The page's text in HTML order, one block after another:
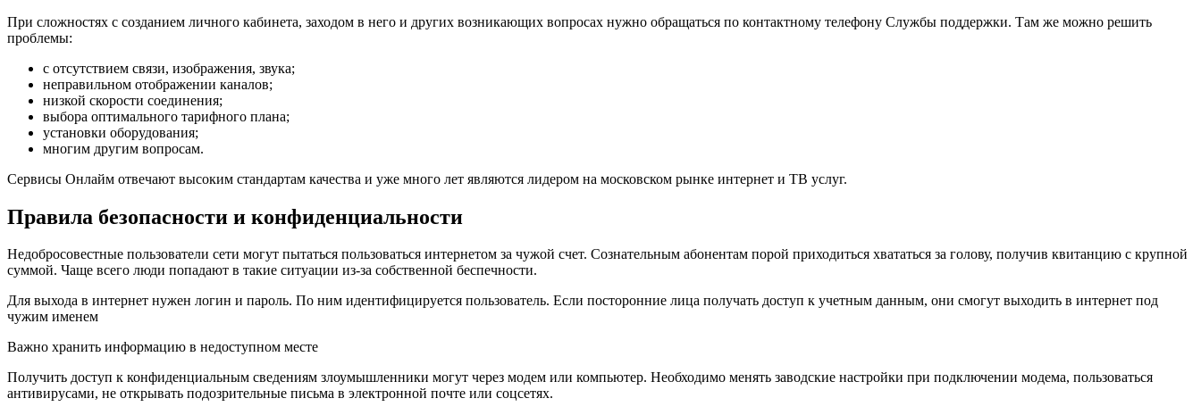
При сложностях с созданием личного кабинета, заходом в него и других возникающих вопросах нужно обращаться по контактному телефону Службы поддержки. Там же можно решить
проблемы:
с отсутствием связи, изображения, звука;
неправильном отображении каналов;
низкой скорости соединения;
выбора оптимального тарифного плана;
установки оборудования;
многим другим вопросам.
Сервисы Онлайм отвечают высоким стандартам качества и уже много лет являются лидером на московском рынке интернет и ТВ услуг.
Правила безопасности и конфиденциальности
Недобросовестные пользователи сети могут пытаться пользоваться интернетом за чужой счет. Сознательным абонентам порой приходиться хвататься за голову, получив квитанцию с крупной
суммой. Чаще всего люди попадают в такие ситуации из-за собственной беспечности.
Для выхода в интернет нужен логин и пароль. По ним идентифицируется пользователь. Если посторонние лица получать доступ к учетным данным, они смогут выходить в интернет под
чужим именем
Важно хранить информацию в недоступном месте
Получить доступ к конфиденциальным сведениям злоумышленники могут через модем или компьютер. Необходимо менять заводские настройки при подключении модема, пользоваться
антивирусами, не открывать подозрительные письма в электронной почте или соцсетях.